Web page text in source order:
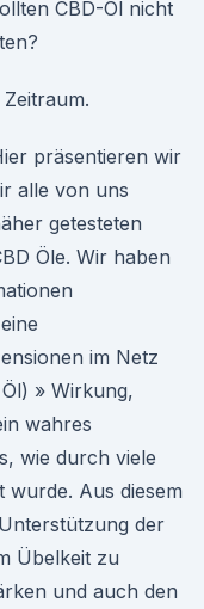
CBD-Öl nicht
präsentieren wir
alle von uns
getesteten
Öle. Wir haben
im Netz
» Wirkung,
wahres
wie durch viele
wurde. Aus diesem
der
Übelkeit zu
und auch den